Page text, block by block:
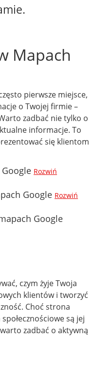
Mapach
pierwsze miejsce,
o Twojej firmie –
zadbać nie tylko o
informacje. To
się klientom
Rozwiń
Google Rozwiń
Google
czym żyje Twoja
klientów i tworzyć
Choć strona
są jej
zadbać o aktywną